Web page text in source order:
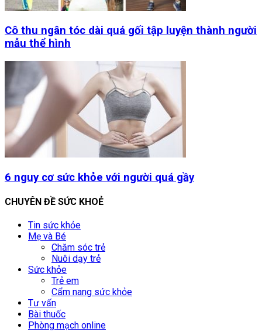
Cô thu ngân tóc dài quá gối tập luyện thành người
mẫu thể hình
6 nguy cơ sức khỏe với người quá gầy
CHUYÊN ĐỀ SỨC KHOẺ
Tin sức khỏe
Mẹ và Bé
Chăm sóc trẻ
Nuôi dạy trẻ
Sức khỏe
Trẻ em
Cẩm nang sức khỏe
Tư vấn
Bài thuốc
Phòng mạch online